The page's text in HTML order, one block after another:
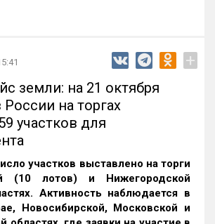
+
земли: на 21 октября
России на торгах
участков для
участков выставлено на торги
(10 лотов) и Нижегородской
Активность наблюдается в
Новосибирской, Московской и